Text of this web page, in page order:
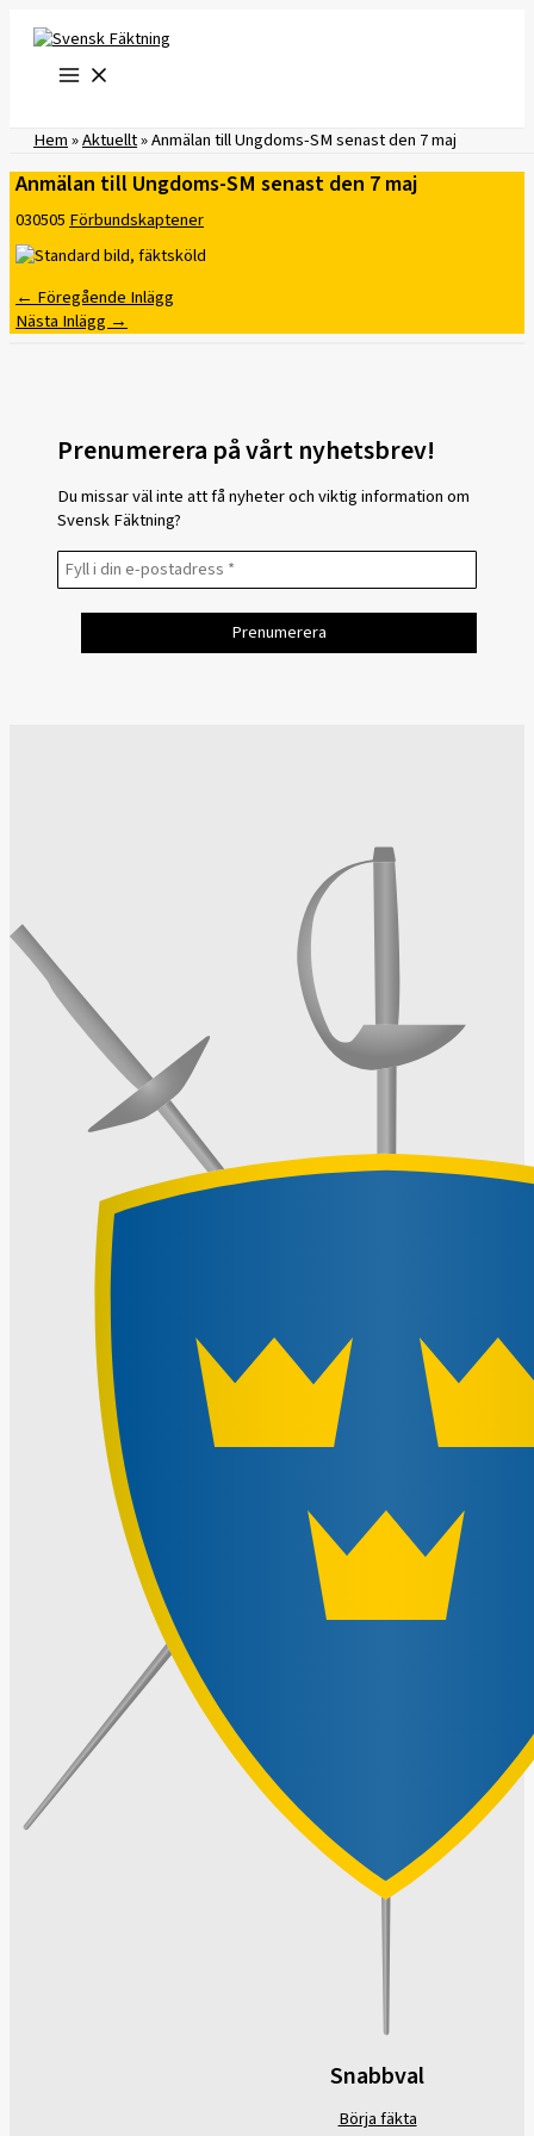
innehåll
Hem»Aktuellt»Anmälan till Ungdoms-SM senast den 7 maj
Anmälan till Ungdoms-SM senast den 7 maj
030505Förbundskaptener
← Föregående Inlägg
Nästa Inlägg →
Prenumerera på vårt nyhetsbrev!
Du missar väl inte att få nyheter och viktig information om
Svensk Fäktning?
Snabbval
Börja fäkta